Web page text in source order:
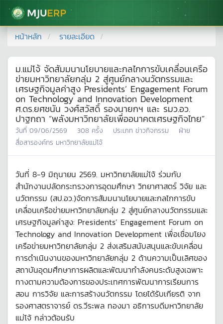
มหาวิทยาลัยแม่โจ้
หน้าหลัก รายละเอียด
ม.แม่โจ้ จัดสัมมนานโยบายและกลไกการขับเคลื่อนเครือ
ข่ายมหาวิทยาลัยกลุ่ม 2 สู่ศูนย์กลางนวัตกรรมและ
เศรษฐกิจมูลค่าสูง Presidents’ Engagement Forum
on Technology and Innovation Development
ศ.ดร.ยศชนัน วงศ์สวัสดิ์ รองนายกฯ และ รมว.อว.
ปาฐกถา “พลังมหาวิทยาลัยเพื่ออนาคตเศรษฐกิจไทย”
วันที่ 09/06/2569 308 ครั้ง ประเภท ข่าวกิจกรรม
ฝ่าย
สื่อสารองค์กร มหาวิทยาลัยแม่โจ้
วันที่ 8-9 มิถุนายน 2569. มหาวิทยาลัยแม่โจ้ ร่วมกับ
สำนักงานปลัดกระทรวงการอุดมศึกษา วิทยาศาสตร์ วิจัย และ
นวัตกรรม (สป.อว.)จัดการสัมมนานโยบายและกลไกการขับ
เคลื่อนเครือข่ายมหาวิทยาลัยกลุ่ม 2 สู่ศูนย์กลางนวัตกรรมและ
เศรษฐกิจมูลค่าสูง: Presidents’ Engagement Forum on
Technology and Innovation Development เพื่อเชื่อมโยง
เครือข่ายมหาวิทยาลัยกลุ่ม 2 ส่งเสริมสนับสนุนและขับเคลื่อน
การดำเนินงานของมหาวิทยาลัยกลุ่ม 2 ด้านความเป็นเลิศของ
สถาบันอุดมศึกษาการผลิตและพัฒนากำลังคนระดับสูงเฉพาะ
ทางตามความต้องการของประเทศการพัฒนาการเรียนการ
สอน การวิจัย และการสร้างนวัตกรรม โดยได้รับเกียรติ จาก
รองศาสตราจารย์ ดร.วีระพล ทองมา อธิการบดีมหาวิทยาลัย
แม่โจ้ กล่าวต้อนรับ